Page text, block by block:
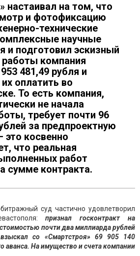
настаивал на том, что
и фотофиксацию
технические
научные
и подготовил эскизный
работы компания
481,49 рубля и
оплатить во
То есть компания,
не начала
требует почти 96
за предпроектную
это косвенно
что реальная
работ
сумме контракта.
суд частично удовлетворил
признал госконтракт на
почти два миллиарда рублей
со «Смартстроя» 69 905 140
аванса. На имущество и счета компании